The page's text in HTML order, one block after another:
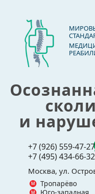
и
+7 (926) 559-47-27
+7 (495) 434-66-32
Москва, ул.
Тропарёво